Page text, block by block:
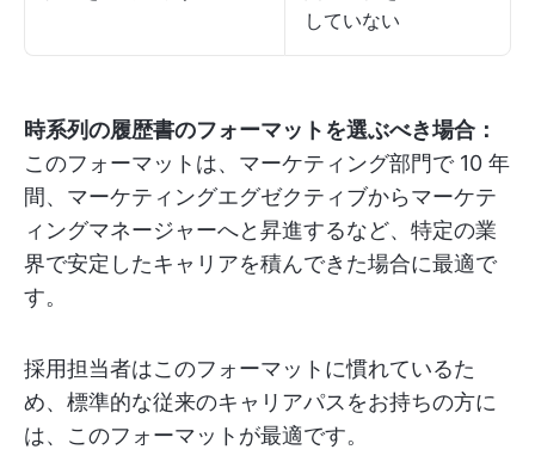
していない
時系列の履歴書のフォーマットを選ぶべき場合：
このフォーマットは、マーケティング部門で 10 年
間、マーケティングエグゼクティブからマーケテ
ィングマネージャーへと昇進するなど、特定の業
界で安定したキャリアを積んできた場合に最適で
す。
採用担当者はこのフォーマットに慣れているた
め、標準的な従来のキャリアパスをお持ちの方に
は、このフォーマットが最適です。